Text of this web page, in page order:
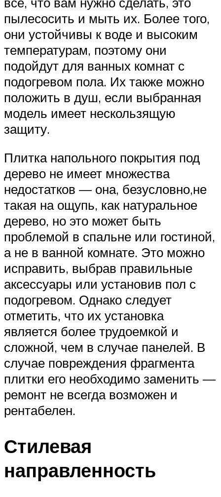
пылесосить и мыть их. Более того,
они устойчивы к воде и высоким
температурам, поэтому они
подойдут для ванных комнат с
подогревом пола. Их также можно
положить в душ, если выбранная
модель имеет нескользящую
защиту.
Плитка напольного покрытия под
дерево не имеет множества
недостатков — она, безусловно,не
такая на ощупь, как натуральное
дерево, но это может быть
проблемой в спальне или гостиной,
а не в ванной комнате. Это можно
исправить, выбрав правильные
аксессуары или установив пол с
подогревом. Однако следует
отметить, что их установка
является более трудоемкой и
сложной, чем в случае панелей. В
случае повреждения фрагмента
плитки его необходимо заменить —
ремонт не всегда возможен и
рентабелен.
Стилевая
направленность